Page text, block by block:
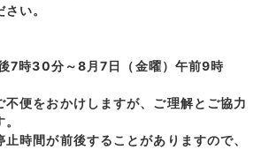
い。
7時30分～8月7日（金曜）午前9時
不便をおかけしますが、ご理解とご協力
時間が前後することがありますので、